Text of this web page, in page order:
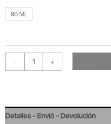
90 ML
- +
Detalles - Envió - Devolución